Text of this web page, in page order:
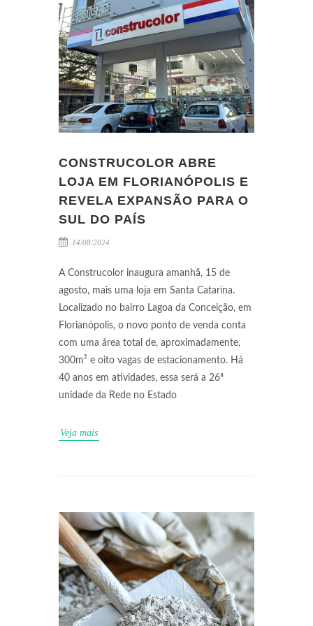
CONSTRUCOLOR ABRE
LOJA EM FLORIANÓPOLIS E
REVELA EXPANSÃO PARA O
SUL DO PAÍS
14/08/2024
A Construcolor inaugura amanhã, 15 de
agosto, mais uma loja em Santa Catarina.
Localizado no bairro Lagoa da Conceição, em
Florianópolis, o novo ponto de venda conta
com uma área total de, aproximadamente,
300m² e oito vagas de estacionamento. Há
40 anos em atividades, essa será a 26ª
unidade da Rede no Estado
Veja mais